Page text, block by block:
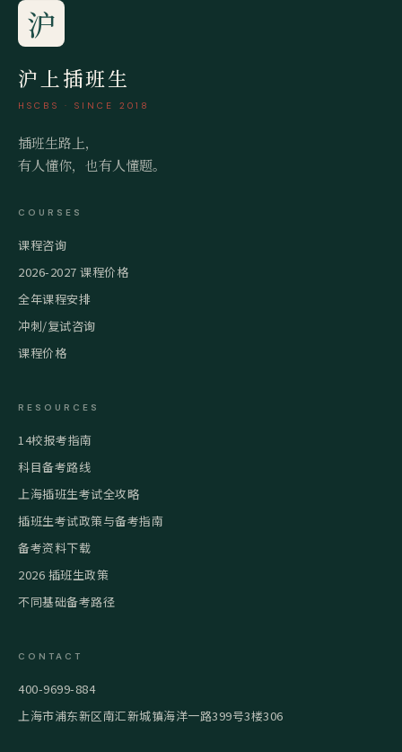
沪
沪上插班生
HSCBS · SINCE 2018
插班生路上，
有人懂你，也有人懂题。
COURSES
课程咨询
2026-2027 课程价格
全年课程安排
冲刺/复试咨询
课程价格
RESOURCES
14校报考指南
科目备考路线
上海插班生考试全攻略
插班生考试政策与备考指南
备考资料下载
2026 插班生政策
不同基础备考路径
CONTACT
400-9699-884
上海市浦东新区南汇新城镇海洋一路399号3楼306